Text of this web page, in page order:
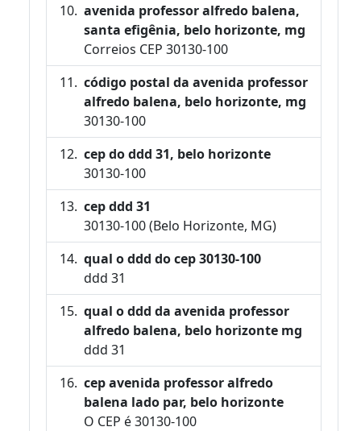
avenida professor alfredo balena,
santa efigênia, belo horizonte, mg
Correios CEP 30130-100
código postal da avenida professor
alfredo balena, belo horizonte, mg
30130-100
cep do ddd 31, belo horizonte
30130-100
cep ddd 31
30130-100 (Belo Horizonte, MG)
qual o ddd do cep 30130-100
ddd 31
qual o ddd da avenida professor
alfredo balena, belo horizonte mg
ddd 31
cep avenida professor alfredo
balena lado par, belo horizonte
O CEP é 30130-100